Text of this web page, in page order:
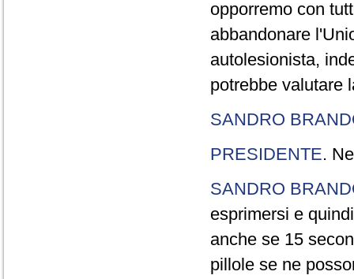
opporremo con
abbandonare
autolesionista,
potrebbe valutare
SANDRO
PRESIDENTE.
SANDRO
esprimersi e
anche se 15
pillole se ne